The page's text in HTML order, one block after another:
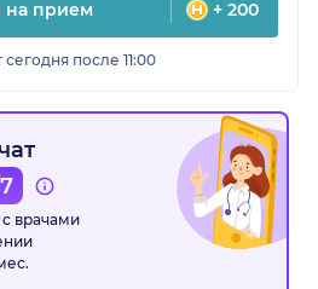
на прием + 200
после 11:00
врачами